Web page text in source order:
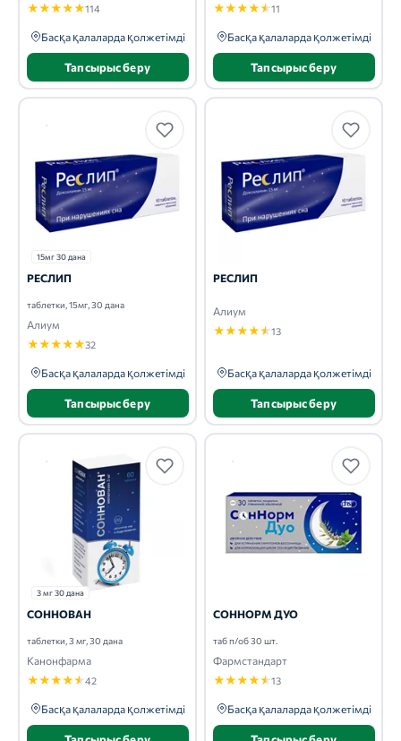
★★★★★114
Басқа қалаларда қолжетімді
Тапсырыс беру
★★★★★11
Басқа қалаларда қолжетімді
Тапсырыс беру
15мг 30 дана
РЕСЛИП
таблетки, 15мг, 30 дана
Алиум
★★★★★32
Басқа қалаларда қолжетімді
Тапсырыс беру
РЕСЛИП
Алиум
★★★★★13
Басқа қалаларда қолжетімді
Тапсырыс беру
3 мг 30 дана
СОННОВАН
таблетки, 3 мг, 30 дана
Канонфарма
★★★★★42
Басқа қалаларда қолжетімді
СОННОРМ ДУО
таб п/об 30 шт.
Фармстандарт
★★★★★13
Басқа қалаларда қолжетімді